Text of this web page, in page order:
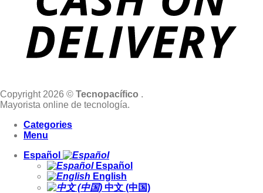
Copyright 2026 © Tecnopacífico .
Mayorista online de tecnología.
Categories
Menu
Español
Español
English
中文 (中国)